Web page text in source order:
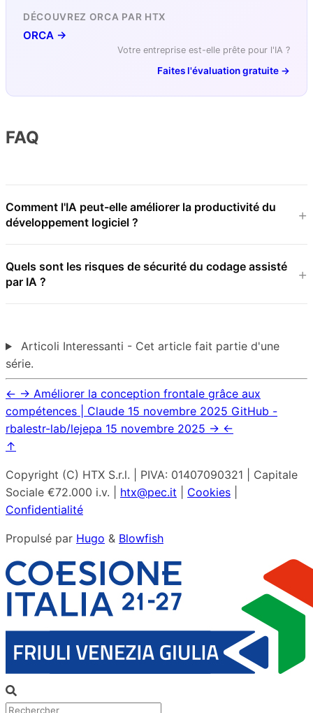
DÉCOUVREZ ORCA PAR HTX
ORCA →
Votre entreprise est-elle prête pour l'IA ?
Faites l'évaluation gratuite →
FAQ
Comment l'IA peut-elle améliorer la productivité du
développement logiciel ?
Quels sont les risques de sécurité du codage assisté
par IA ?
Articoli Interessanti - Cet article fait partie d'une
série.
← → Améliorer la conception frontale grâce aux
compétences | Claude 15 novembre 2025 GitHub -
rbalestr-lab/lejepa 15 novembre 2025 → ←
↑
Copyright (C) HTX S.r.l. | PIVA: 01407090321 | Capitale
Sociale €72.000 i.v. | htx@pec.it Cookies
Confidentialité
Propulsé par Hugo & Blowfish